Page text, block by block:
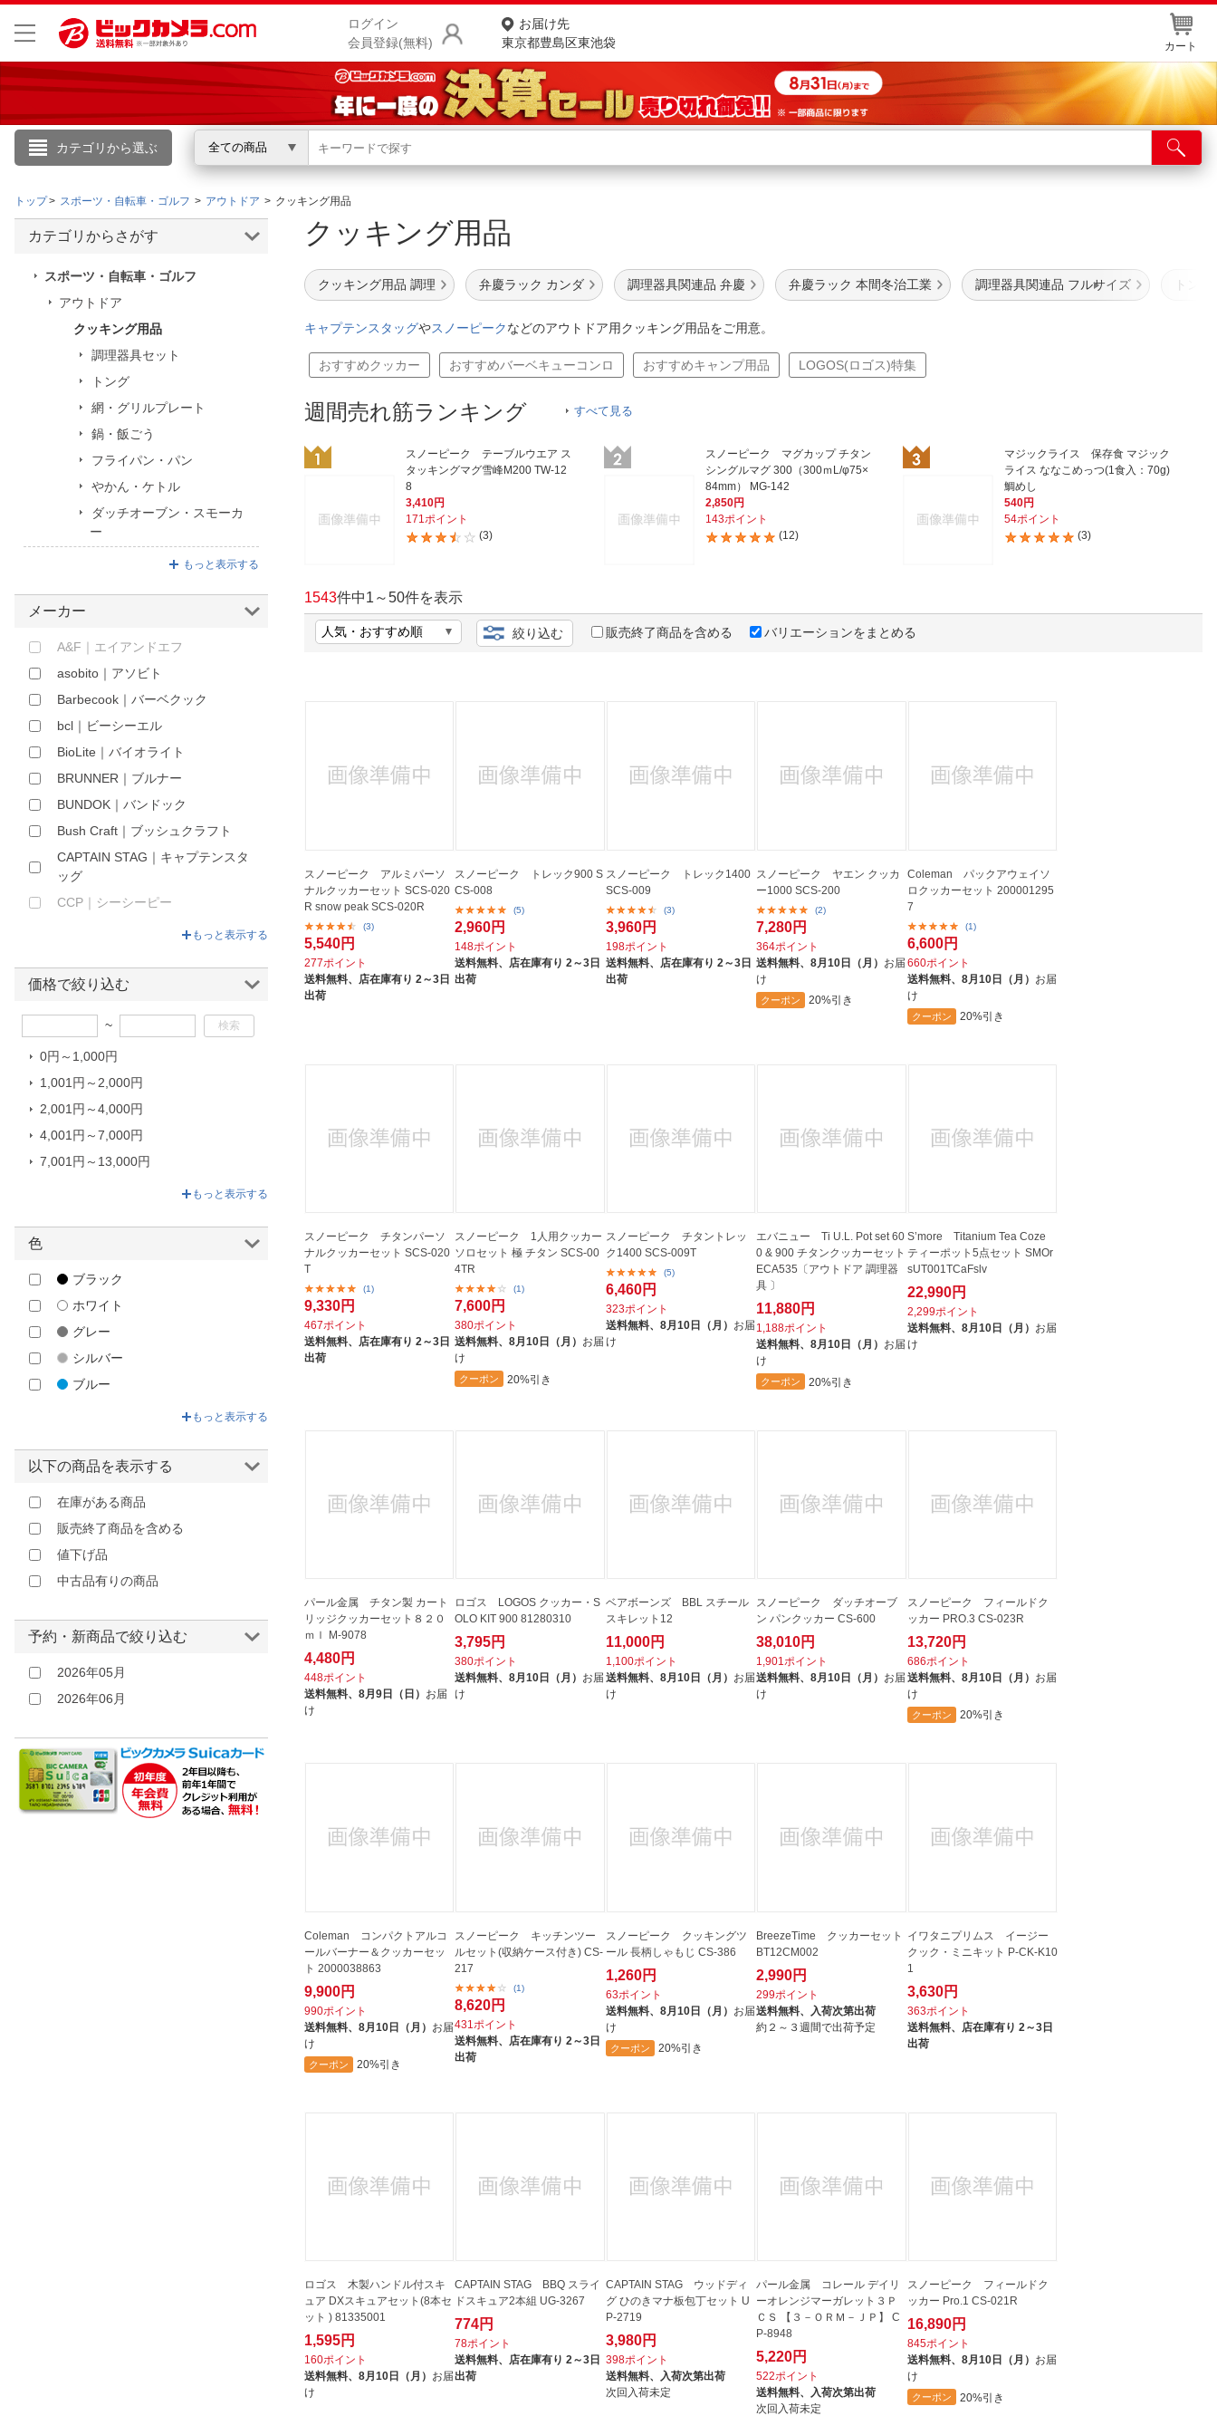
ログイン
会員登録(無料)
お届け先
東京都豊島区東池袋
カート
カテゴリから選ぶ 全ての商品
こんにちは
ログイン
会員メニュー
お買いもの履歴
ほしいもの
お知らせ
カテゴリ一覧からさがす
お客様サポート
ご利用ガイド
よくある質問・お問合せ
ご利用規約
店舗情報・店舗一覧
トップ スポーツ・自転車・ゴルフ アウトドア クッキング用品
クッキング用品
クッキング用品 調理 弁慶ラック カンダ 調理器具関連品 弁慶 弁慶ラック 本間冬治工業 調理器具関連品 フルサイズ トン
キャプテンスタッグやスノーピークなどのアウトドア用クッキング用品をご用意。
おすすめクッカー おすすめバーベキューコンロ おすすめキャンプ用品 LOGOS(ロゴス)特集
週間売れ筋ランキング すべて見る
スノーピーク テーブルウエア ス
タッキングマグ雪峰M200 TW-12
8
3,410円
171ポイント
(3)
スノーピーク マグカップ チタン
シングルマグ 300（300ｍL/φ75×
84mm） MG-142
2,850円
143ポイント
(12)
マジックライス 保存食 マジック
ライス ななこめっつ(1食入：70g)
鯛めし
540円
54ポイント
(3)
1543件中1 ～50件を表示
絞り込む 販売終了商品を含める バリエーションをまとめる
スノーピーク アルミパーソ
ナルクッカーセット SCS-020
R snow peak SCS-020R
(3)
5,540円
277ポイント
送料無料、 店在庫有り 2～3日
出荷
スノーピーク トレック900 S
CS-008
(5)
2,960円
148ポイント
送料無料、 店在庫有り 2～3日
出荷
スノーピーク トレック1400
SCS-009
(3)
3,960円
198ポイント
送料無料、 店在庫有り 2～3日
出荷
スノーピーク ヤエン クッカ
ー1000 SCS-200
(2)
7,280円
364ポイント
送料無料、8月10日（月） お届
け
クーポン 20%引き
Coleman パックアウェイソ
ロクッカーセット 200001295
7
(1)
6,600円
660ポイント
送料無料、 8月10日（月） お届
け
クーポン 20%引き
スノーピーク チタンパーソ
ナルクッカーセット SCS-020
T
(1)
9,330円
467ポイント
送料無料、 店在庫有り 2～3日
出荷
スノーピーク 1人用クッカー
ソロセット 極 チタン SCS-00
4TR
(1)
7,600円
380ポイント
送料無料、8月10日（月） お届
け
クーポン 20%引き
スノーピーク チタントレッ
ク1400 SCS-009T
(5)
6,460円
323ポイント
送料無料、 8月10日（月） お届
け
エバニュー Ti U.L. Pot set 60
0 & 900 チタンクッカーセット
ECA535〔アウトドア 調理器
具 〕
11,880円
1,188ポイント
送料無料、8月10日（月） お届
け
クーポン 20%引き
S’more Titanium Tea Coze
ティーポット5点セット SMOr
sUT001TCaFslv
22,990円
2,299ポイント
送料無料、 8月10日（月） お届
け
パール金属 チタン製 カート
リッジクッカーセット８２０
ｍｌ M-9078
4,480円
448ポイント
送料無料、 8月9日（日） お届
け
ロゴス LOGOS クッカー・S
OLO KIT 900 81280310
3,795円
380ポイント
送料無料、8月10日（月） お届
け
ベアボーンズ BBL スチール
スキレット12
11,000円
1,100ポイント
送料無料、 8月10日（月） お届
け
スノーピーク ダッチオーブ
ン パンクッカー CS-600
38,010円
1,901ポイント
送料無料、8月10日（月） お届
け
スノーピーク フィールドク
ッカー PRO.3 CS-023R
13,720円
686ポイント
送料無料、 8月10日（月） お届
け
クーポン 20%引き
Coleman コンパクトアルコ
ールバーナー＆クッカーセッ
ト 2000038863
9,900円
990ポイント
送料無料、 8月10日（月） お届
け
クーポン 20%引き
スノーピーク キッチンツー
ルセット(収納ケース付き) CS-
217
(1)
8,620円
431ポイント
送料無料、 店在庫有り 2～3日
出荷
スノーピーク クッキングツ
ール 長柄しゃもじ CS-386
1,260円
63ポイント
送料無料、 8月10日（月） お届
け
クーポン 20%引き
BreezeTime クッカーセット
BT12CM002
2,990円
299ポイント
送料無料、
入荷次第出荷
約２～３週間で出荷予定
イワタニプリムス イージー
クック・ミニキット P-CK-K10
1
3,630円
363ポイント
送料無料、
店在庫有り 2～3日
出荷
ロゴス 木製ハンドル付スキ
ュア DXスキュアセット(8本セ
ット ) 81335001
1,595円
160ポイント
送料無料、 8月10日（月） お届
け
CAPTAIN STAG BBQ スライ
ドスキュア2本組 UG-3267
774円
78ポイント
送料無料、 店在庫有り 2～3日
出荷
CAPTAIN STAG ウッドディ
グ ひのきマナ板包丁セット U
P-2719
3,980円
398ポイント
送料無料、 入荷次第出荷
次回入荷未定
パール金属 コレール デイリ
ーオレンジマーガレット３Ｐ
ＣＳ 【３－ＯＲＭ－ＪＰ】 C
P-8948
5,220円
522ポイント
送料無料、 入荷次第出荷
次回入荷未定
スノーピーク フィールドク
ッカー Pro.1 CS-021R
16,890円
845ポイント
送料無料、 8月10日（月） お届
け
クーポン 20%引き
カテゴリからさがす
スポーツ・自転車・ゴルフ
アウトドア
クッキング用品
調理器具セット
トング
網・グリルプレート
鍋・飯ごう
フライパン・パン
やかん・ケトル
ダッチオーブン・スモーカ
ー
もっと表示する
メーカー
A&F｜エイアンドエフ
asobito｜アソビト
Barbecook｜バーベクック
bcl｜ビーシーエル
BioLite｜バイオライト
BRUNNER｜ブルナー
BUNDOK｜バンドック
Bush Craft｜ブッシュクラフト
CAPTAIN STAG｜キャプテンスタ
ッグ
CCP｜シーシーピー
CROW CANYON HOME｜クロウ
DULTON｜ダルトン
FALCON｜ファルコン
FUTURE FOX｜フューチャーフォ
JETBOIL｜ジェットボイル
Joseph Joseph｜ジョセフジョセ
フ
KELLY BOCK｜ケリーボック
KOZIOL｜コジオル
KUPILKA｜クピルカ
イヤー
Montagna｜モンターナ
Mt.SUMI｜マウントスミ
NALGENE｜ナルゲン
OPINEL｜オピネル
Oregonian Camper｜オレゴニア
PENDLETON｜ペンドルトン
Skater｜スケーター
Smokehouse Products｜スモーク
STANLEY｜スタンレー
STAUB｜ストウブ
S’more｜スモア
もっと表示する
価格で絞り込む
~
0円～1,000円
1,001円～2,000円
2,001円～4,000円
4,001円～7,000円
7,001円～13,000円
もっと表示する
色
ブラック
ホワイト
グレー
シルバー
ブルー
イエロー
パープル
クリア
その他
もっと表示する
以下の商品を表示する
在庫がある商品
販売終了商品を含める
値下げ品
中古品有りの商品
予約・新商品で絞り込む
2026年05月
2026年06月